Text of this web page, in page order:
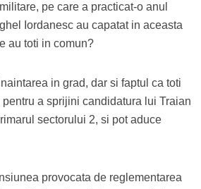
pe care a practicat-o anul
Iordanesc au capatat in aceasta
au toti in comun?
in grad, dar si faptul ca toti
pentru a sprijini candidatura lui Traian
sectorului 2, si pot aduce
provocata de reglementarea